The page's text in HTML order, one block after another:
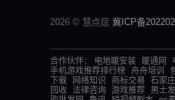
2026 © 慧点痣 冀ICP备
合作伙伴： 电地暖安装 暖通网
手机游戏推荐排行榜 舟舟培训
下载
网络知识 商标交易 石家
回收
法律咨询 游戏推荐 男士